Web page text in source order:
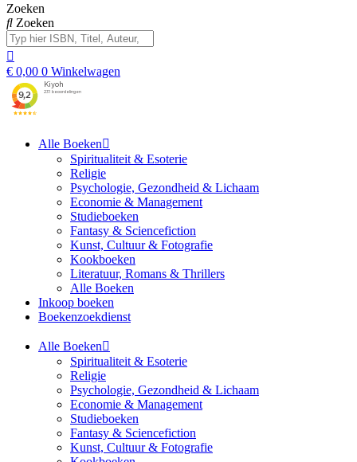
Zoeken
Zoeken
€ 0,00 0 Winkelwagen
Alle Boeken
Spiritualiteit & Esoterie
Religie
Psychologie, Gezondheid & Lichaam
Economie & Management
Studieboeken
Fantasy & Sciencefiction
Kunst, Cultuur & Fotografie
Kookboeken
Literatuur, Romans & Thrillers
Alle Boeken
Inkoop boeken
Boekenzoekdienst
Alle Boeken
Spiritualiteit & Esoterie
Religie
Psychologie, Gezondheid & Lichaam
Economie & Management
Studieboeken
Fantasy & Sciencefiction
Kunst, Cultuur & Fotografie